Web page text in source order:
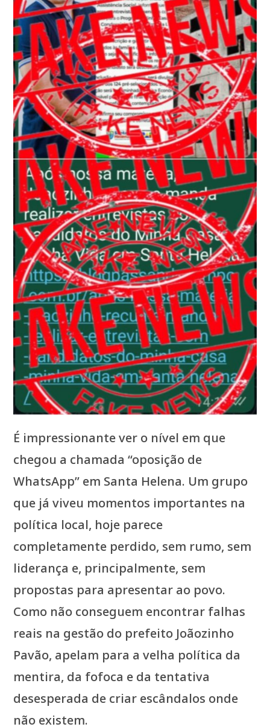
É impressionante ver o nível em que
chegou a chamada “oposição de
WhatsApp” em Santa Helena. Um grupo
que já viveu momentos importantes na
política local, hoje parece
completamente perdido, sem rumo, sem
liderança e, principalmente, sem
propostas para apresentar ao povo.
Como não conseguem encontrar falhas
reais na gestão do prefeito Joãozinho
Pavão, apelam para a velha política da
mentira, da fofoca e da tentativa
desesperada de criar escândalos onde
não existem.